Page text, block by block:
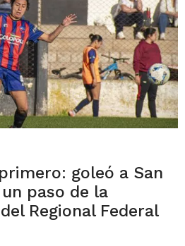
goleó a San
paso de la
Regional Federal